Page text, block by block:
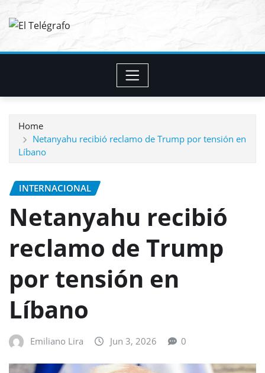
Home
Netanyahu recibió reclamo de Trump por tensión en
Líbano
INTERNACIONAL
Netanyahu recibió
reclamo de Trump
por tensión en
Líbano
Emiliano Lira Jun 3, 2026 0